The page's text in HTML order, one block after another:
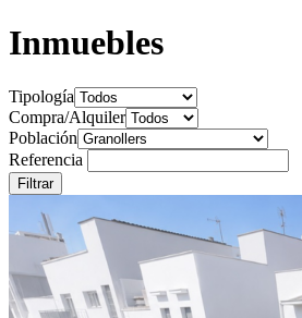
Inmuebles
Tipología
Compra/Alquiler
Población
Referencia
Filtrar